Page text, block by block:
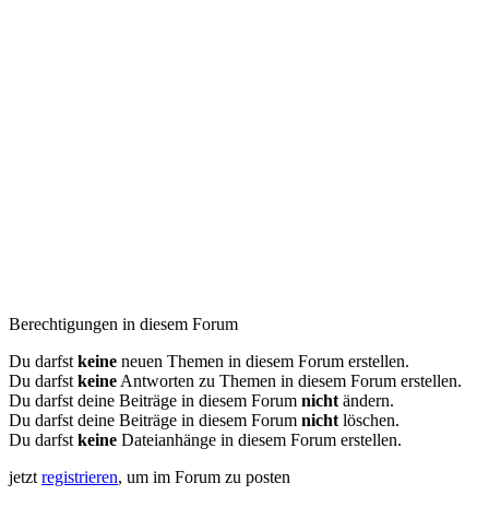
Berechtigungen in diesem Forum
Du darfst keine neuen Themen in diesem Forum erstellen.
Du darfst keine Antworten zu Themen in diesem Forum erstellen.
Du darfst deine Beiträge in diesem Forum nicht ändern.
Du darfst deine Beiträge in diesem Forum nicht löschen.
Du darfst keine Dateianhänge in diesem Forum erstellen.
jetzt registrieren, um im Forum zu posten